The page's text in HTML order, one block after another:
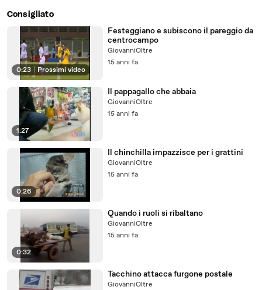
Consigliato
0:23 Prossimi video
Festeggiano e subiscono il pareggio da
centrocampo
GiovanniOltre
15 anni fa
1:27
Il pappagallo che abbaia
GiovanniOltre
15 anni fa
0:26
Il chinchilla impazzisce per i grattini
GiovanniOltre
15 anni fa
0:32
Quando i ruoli si ribaltano
GiovanniOltre
15 anni fa
Tacchino attacca furgone postale
GiovanniOltre